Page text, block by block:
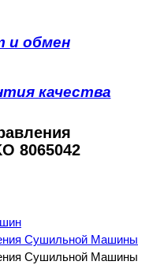
и обмен
качества
8065042
Сушильной Машины
Сушильной Машины